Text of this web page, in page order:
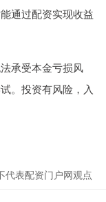
通过配资实现收益
承受本金亏损风
。投资有风险，入
代表配资门户网观点